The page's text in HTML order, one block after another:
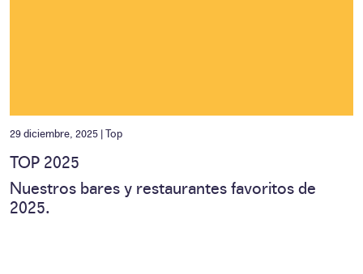
29 diciembre, 2025 |Top
TOP 2025
Nuestros bares y restaurantes favoritos de
2025.